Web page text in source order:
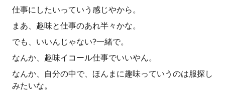
仕事にしたいっていう感じやから。
まあ、趣味と仕事のあれ半々かな。
でも、いいんじゃない?一緒で。
なんか、趣味イコール仕事でいいやん。
なんか、自分の中で、ほんまに趣味っていうのは服探し
みたいな。